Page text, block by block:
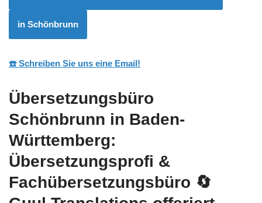
in Schönbrunn
☎️ Schreiben Sie uns eine Email!
Übersetzungsbüro
Schönbrunn in Baden-
Württemberg:
Übersetzungsprofi &
Fachübersetzungsbüro 🔄